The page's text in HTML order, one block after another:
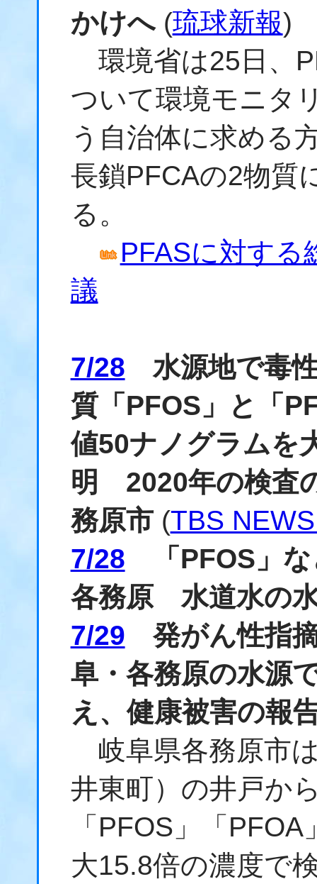
かけへ (琉球新報)
環境省は25日、
ついて環境モニタ
う自治体に求める
長鎖PFCAの2物質
る。
PFASに対する
議
7/28 水源地で毒
質「PFOS」と「
値50ナノグラムを
明 2020年の検査
務原市(TBS
7/28 「PFOS」
各務原 水道水の
7/29 発がん性指
阜・各務原の水源
え、健康被害の報
岐阜県各務原市
井東町）の井戸か
「PFOS」「
大15.8倍の濃度で